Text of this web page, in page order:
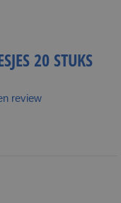
20 STUKS
review